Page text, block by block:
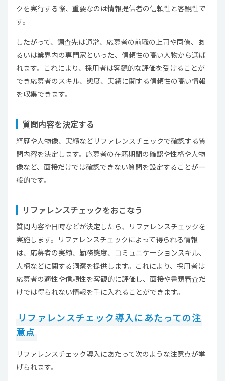
クを実行する際、重要なのは情報提供者の信頼性と客観性で
す。
したがって、調査先は通常、応募者の前職の上司や同僚、あ
るいは業界内の専門家といった、信頼性の高い人物から選ば
れます。これにより、採用者は客観的な評価を受けることが
でき応募者のスキル、態度、実績に関する信頼性の高い情報
を収集できます。
質問内容を決定する
経歴や人物像、実績などリファレンスチェックで確認する質
問内容を決定します。応募者の在籍期間の確認や性格や人物
像など、面接だけでは確認できない質問を設定することが一
般的です。
リファレンスチェックをおこなう
質問内容や日時などが決定したら、リファレンスチェックを
実施します。リファレンスチェックによって得られる情報
は、応募者の実績、勤務態度、コミュニケーションスキル、
人柄などに関する洞察を提供します。これにより、採用者は
応募者の適性や信頼性を客観的に評価し、面接や書類審査だ
けでは得られない情報を手に入れることができます。
リファレンスチェック導入にあたっての注
意点
リファレンスチェック導入にあたって次のような注意点が挙
げられます。